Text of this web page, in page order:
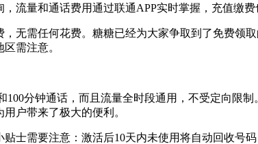
流量和通话费用通过联通APP实时掌握，充值缴费
无需任何花费。糖糖已经为大家争取到了免费领
需注意。
100分钟通话，而且流量全时段通用，不受定向限
户带来了极大的便利。
士需要注意：激活后10天内未使用将自动回收号